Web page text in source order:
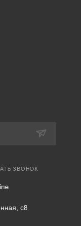
ЗВОНОК
с8